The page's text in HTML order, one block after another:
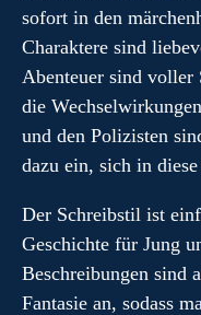
sofort in den
Charaktere sind
Abenteuer sind voller
die
und den Polizisten
dazu ein, sich in
Der Schreibstil ist
Geschichte für Jung
Beschreibungen sind
Fantasie an, sodass